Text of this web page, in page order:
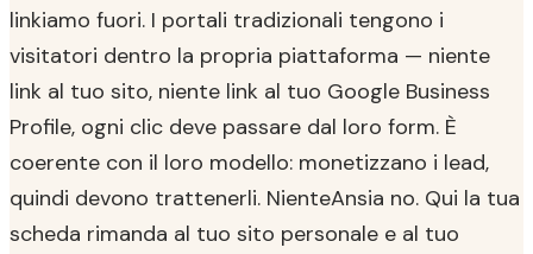
linkiamo fuori. I portali tradizionali tengono i
visitatori dentro la propria piattaforma — niente
link al tuo sito, niente link al tuo Google Business
Profile, ogni clic deve passare dal loro form. È
coerente con il loro modello: monetizzano i lead,
quindi devono trattenerli. NienteAnsia no. Qui la tua
scheda rimanda al tuo sito personale e al tuo